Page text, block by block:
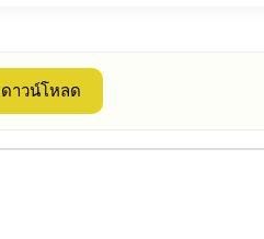
ดาวน์โหลด